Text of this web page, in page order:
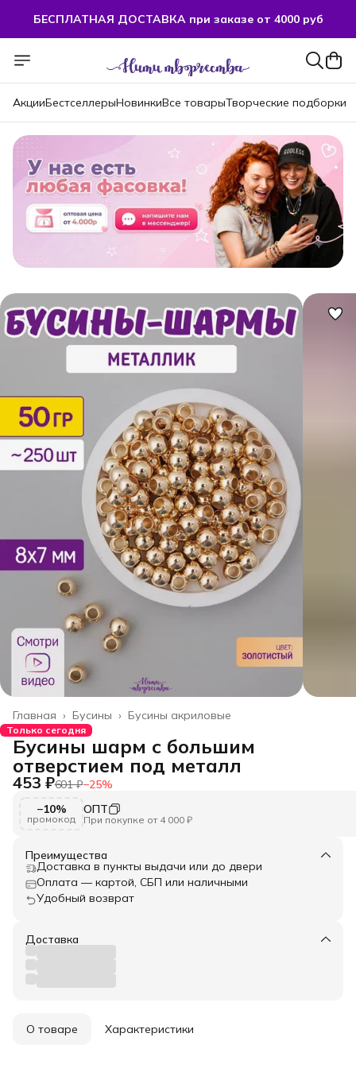
БЕСПЛАТНАЯ ДОСТАВКА при заказе от 4000 руб
БЕСПЛАТНАЯ ДОСТАВКА при заказе от 4000 руб
АкцииБестселлерыНовинкиВсе товарыТворческие подборки
Бусины акриловые
Бусины ›
Главная ›
Только сегодня
Бусины шарм с большим
отверстием под металл
453 ₽601 ₽−25%
−10%
промокод
ОПТ
При покупке от 4 000 ₽
Преимущества
Доставка в пункты выдачи или до двери
Оплата — картой, СБП или наличными
Удобный возврат
Доставка
О товаре Характеристики